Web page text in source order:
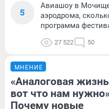
5
Авиашоу в Мочище
аэродрома,
программа
27 522 50
МНЕНИЕ
«Аналоговая
вот что нам
Почему новые